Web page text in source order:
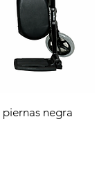
piernas negra